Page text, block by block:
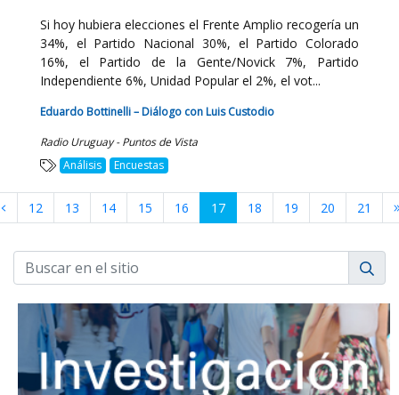
Si hoy hubiera elecciones el Frente Amplio recogería un
34%, el Partido Nacional 30%, el Partido Colorado
16%, el Partido de la Gente/Novick 7%, Partido
Independiente 6%, Unidad Popular el 2%, el vot...
Eduardo Bottinelli – Diálogo con Luis Custodio
Radio Uruguay - Puntos de Vista
Análisis
Encuestas
12 13 14 15 16 17 18 19 20 21